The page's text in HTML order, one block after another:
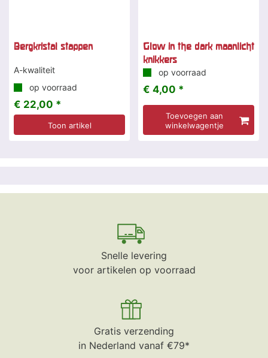
Bergkristal stappen
A-kwaliteit
op voorraad
€ 22,00 *
Toon artikel
Glow in the dark maanlicht
knikkers
op voorraad
€ 4,00 *
Toevoegen aan
winkelwagentje
Snelle levering
voor artikelen op voorraad
Gratis verzending
in Nederland vanaf €79*